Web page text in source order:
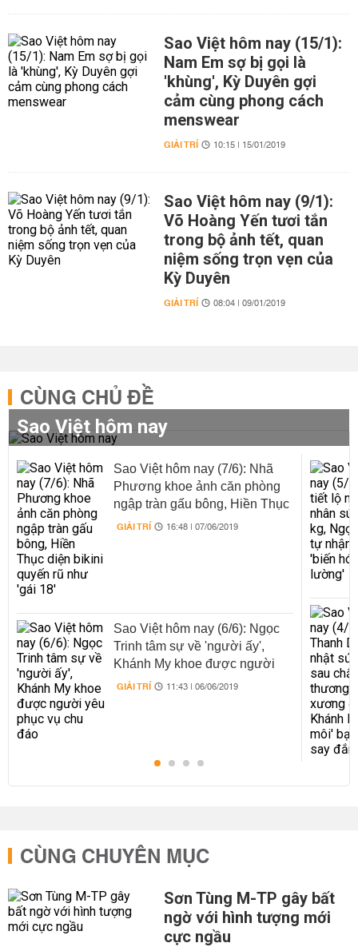
Sao Việt hôm nay (15/1):
Nam Em sợ bị gọi là
'khùng', Kỳ Duyên gợi
cảm cùng phong cách
menswear
GIẢI TRÍ 10:15 | 15/01/2019
Sao Việt hôm nay (9/1):
Võ Hoàng Yến tươi tắn
trong bộ ảnh tết, quan
niệm sống trọn vẹn của
Kỳ Duyên
GIẢI TRÍ 08:04 | 09/01/2019
CÙNG CHỦ ĐỀ
Sao Việt hôm nay
Sao Việt hôm nay (7/6): Nhã
Phương khoe ảnh căn phòng
ngập tràn gấu bông, Hiền Thục
diện bikini quyến rũ như 'gái
GIẢI TRÍ 16:48 | 07/06/2019
Sao Việt hôm nay (6/6): Ngọc
Trinh tâm sự về 'người ấy',
Khánh My khoe được người
yêu phục vụ chu đáo
GIẢI TRÍ 11:43 | 06/06/2019
CÙNG CHUYÊN MỤC
Sơn Tùng M-TP gây bất
ngờ với hình tượng mới
cực ngầu